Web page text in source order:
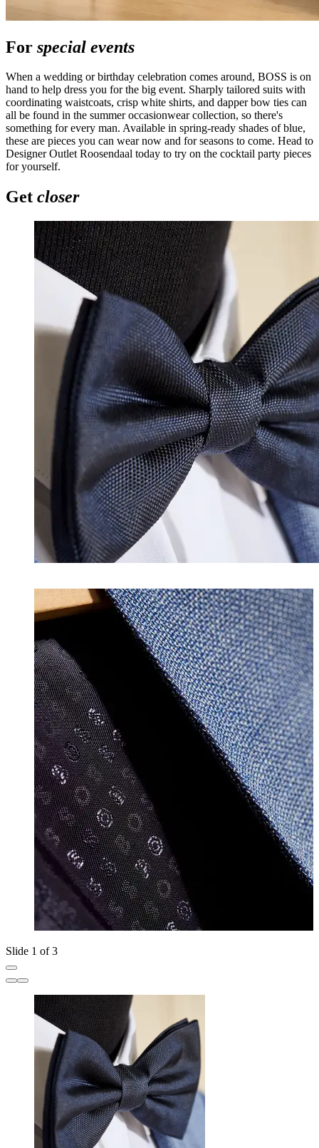
For special events
When a wedding or birthday celebration comes around, BOSS is on
hand to help dress you for the big event. Sharply tailored suits with
coordinating waistcoats, crisp white shirts, and dapper bow ties can
all be found in the summer occasionwear collection, so there's
something for every man. Available in spring-ready shades of blue,
these are pieces you can wear now and for seasons to come. Head to
Designer Outlet Roosendaal today to try on the cocktail party pieces
for yourself.
Get closer
Slide 1 of 3